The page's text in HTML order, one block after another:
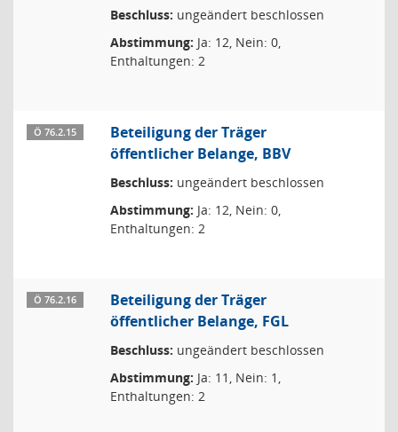
Beschluss: ungeändert beschlossen
Abstimmung: Ja: 12, Nein: 0,
Enthaltungen: 2
Ö 76.2.15
Beteiligung der Träger
öffentlicher Belange, BBV
Beschluss: ungeändert beschlossen
Abstimmung: Ja: 12, Nein: 0,
Enthaltungen: 2
Ö 76.2.16
Beteiligung der Träger
öffentlicher Belange, FGL
Beschluss: ungeändert beschlossen
Abstimmung: Ja: 11, Nein: 1,
Enthaltungen: 2